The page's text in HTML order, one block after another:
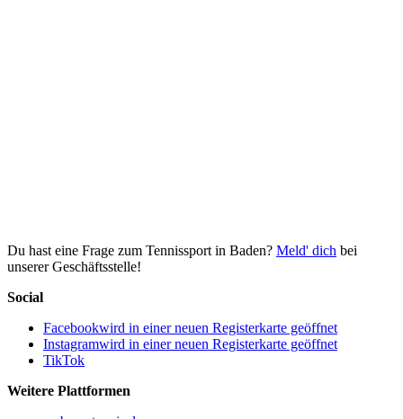
Du hast eine Frage zum Tennissport in Baden? Meld' dich bei
unserer Geschäftsstelle!
Social
Facebookwird in einer neuen Registerkarte geöffnet
Instagramwird in einer neuen Registerkarte geöffnet
TikTok
Weitere Plattformen